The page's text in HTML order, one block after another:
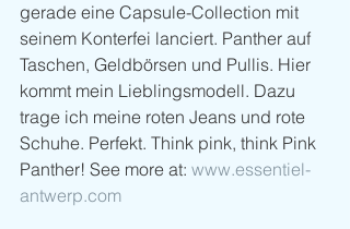
gerade eine Capsule-Collection mit
seinem Konterfei lanciert. Panther auf
Taschen, Geldbörsen und Pullis. Hier
kommt mein Lieblingsmodell. Dazu
trage ich meine roten Jeans und rote
Schuhe. Perfekt. Think pink, think Pink
Panther! See more at: www.essentiel-
antwerp.com